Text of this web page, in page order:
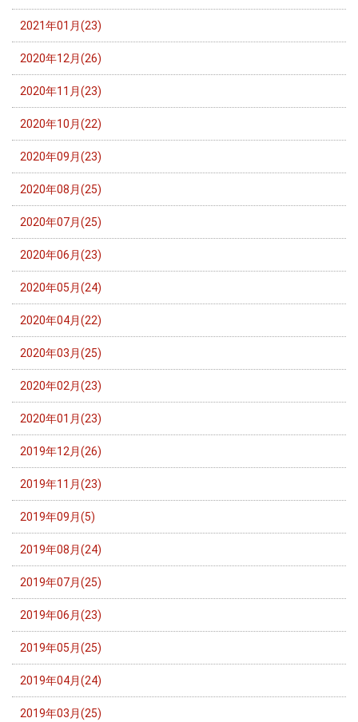
2021年01月(23)
2020年12月(26)
2020年11月(23)
2020年10月(22)
2020年09月(23)
2020年08月(25)
2020年07月(25)
2020年06月(23)
2020年05月(24)
2020年04月(22)
2020年03月(25)
2020年02月(23)
2020年01月(23)
2019年12月(26)
2019年11月(23)
2019年09月(5)
2019年08月(24)
2019年07月(25)
2019年06月(23)
2019年05月(25)
2019年04月(24)
2019年03月(25)